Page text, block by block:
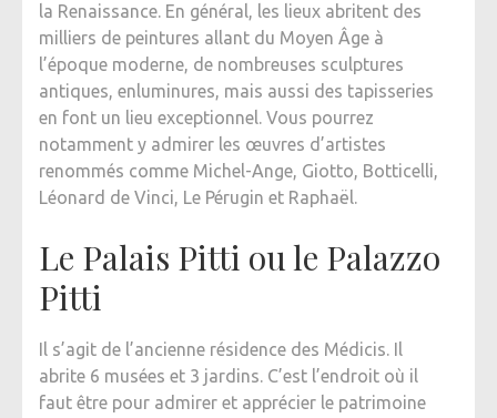
la Renaissance. En général, les lieux abritent des
milliers de peintures allant du Moyen Âge à
l’époque moderne, de nombreuses sculptures
antiques, enluminures, mais aussi des tapisseries
en font un lieu exceptionnel. Vous pourrez
notamment y admirer les œuvres d’artistes
renommés comme Michel-Ange, Giotto, Botticelli,
Léonard de Vinci, Le Pérugin et Raphaël.
Le Palais Pitti ou le Palazzo
Pitti
Il s’agit de l’ancienne résidence des Médicis. Il
abrite 6 musées et 3 jardins. C’est l’endroit où il
faut être pour admirer et apprécier le patrimoine